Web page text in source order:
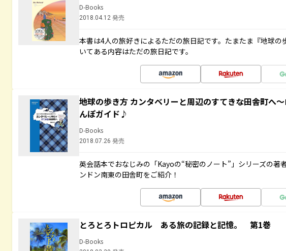
D-Books
2018.04.12 発売
本書は4人の旅好きによるただの旅日記です。たまたま『地球の
いてある内容はただの旅日記です。
地球の歩き方 カンタベリーと周辺のすてきな田舎町へ
んぽガイド♪
D-Books
2018.07.26 発売
英会話本でおなじみの「Kayoの“秘密のノート”」シリーズの著
ンドン南東の田舎町をご紹介！
とろとろトロピカル ある旅の記録と記憶。 第1巻
D-Books